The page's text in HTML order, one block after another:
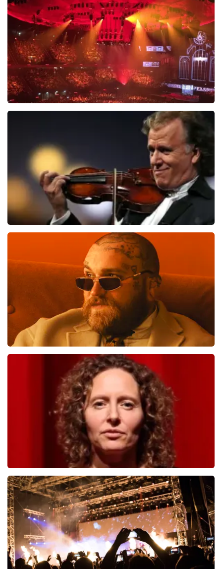
BEKIJKEN
BESTEL NU
laatste 30 minuten
BESTEL NU
Teddy Swims
laatste 30 minuten
BESTEL NU
Esther van der Voort
690laatste 30 minuten
BESTEL NU